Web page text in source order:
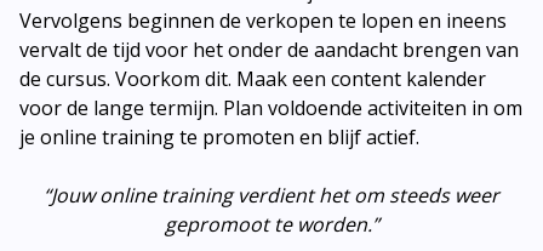
Vervolgens beginnen de verkopen te lopen en ineens
vervalt de tijd voor het onder de aandacht brengen van
de cursus. Voorkom dit. Maak een content kalender
voor de lange termijn. Plan voldoende activiteiten in om
je online training te promoten en blijf actief.
“Jouw online training verdient het om steeds weer
gepromoot te worden.”